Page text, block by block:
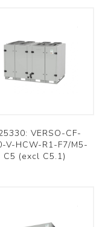
VERSO-CF-
V-HCW-R1-F7/M5-
C5 (excl C5.1)